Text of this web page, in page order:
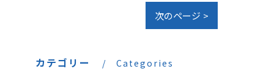
次のページ >
カテゴリー Categories